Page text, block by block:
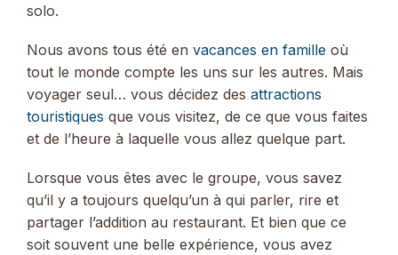
solo.
Nous avons tous été en vacances en famille où
tout le monde compte les uns sur les autres. Mais
voyager seul… vous décidez des attractions
touristiques que vous visitez, de ce que vous faites
et de l’heure à laquelle vous allez quelque part.
Lorsque vous êtes avec le groupe, vous savez
qu’il y a toujours quelqu’un à qui parler, rire et
partager l’addition au restaurant. Et bien que ce
soit souvent une belle expérience, vous avez